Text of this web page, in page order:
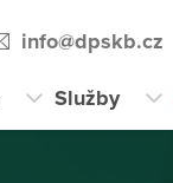
info@dpskb.cz
Služby